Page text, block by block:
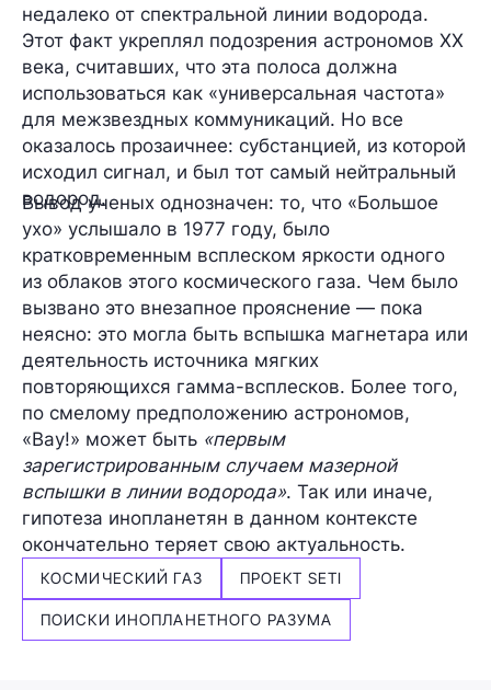
недалеко от спектральной линии водорода.
Этот факт укреплял подозрения астрономов ХХ
века, считавших, что эта полоса должна
использоваться как «универсальная частота»
для межзвездных коммуникаций. Но все
оказалось прозаичнее: субстанцией, из которой
исходил сигнал, и был тот самый нейтральный
водород.
Вывод ученых однозначен: то, что «Большое
ухо» услышало в 1977 году, было
кратковременным всплеском яркости одного
из облаков этого космического газа. Чем было
вызвано это внезапное прояснение — пока
неясно: это могла быть вспышка магнетара или
деятельность источника мягких
повторяющихся гамма-всплесков. Более того,
по смелому предположению астрономов,
«Вау!» может быть «первым
зарегистрированным случаем мазерной
вспышкив линии водорода». Так или иначе,
гипотеза инопланетян в данном контексте
окончательно теряет свою актуальность.
КОСМИЧЕСКИЙ ГАЗ ПРОЕКТ SETI
ПОИСКИ ИНОПЛАНЕТНОГО РАЗУМА